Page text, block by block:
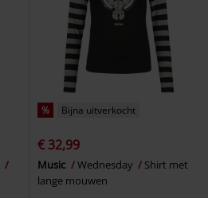
% Bijna uitverkocht
€ 32,99
Music Wednesday
Shirt met
lange mouwen